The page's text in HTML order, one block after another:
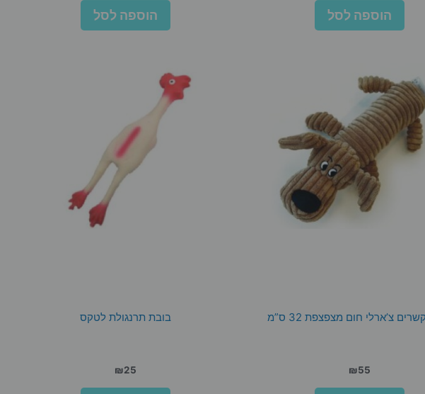
הוספה לסל הוספה לסל
צ’ארלי חום מצפצפת 32 ס”מ
₪55
בובת תרנגולת לטקס
₪25